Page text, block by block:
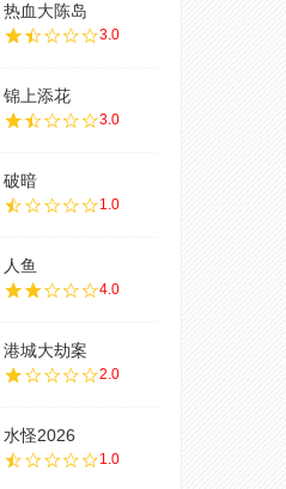
热血大陈岛
3.0
锦上添花
3.0
破暗
1.0
人鱼
4.0
港城大劫案
2.0
水怪2026
1.0